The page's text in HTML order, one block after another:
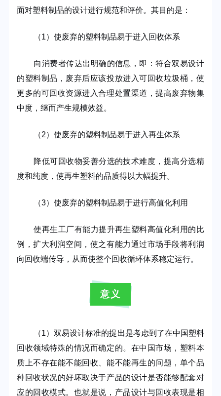
面对塑料制品的设计进行规范和评价。其目的是：
（1）使废弃的塑料制品易于进入回收体系
向消费者传达出明确的信息，即：符合双易设计
的塑料制品，废弃后应该投放进入可回收垃圾桶，使
更多的可回收资源进入合理处置渠道，提高废弃物集
中度，继而产生规模效益。
（2）使废弃的塑料制品易于进入再生体系
降低可回收物妥善分选的技术难度，提高分选精
度和纯度，使再生塑料的品质得以大幅提升。
（3）使废弃的塑料制品易于进行高值化利用
使再生工厂有能力提升再生塑料高值化利用的比
例，扩大利润空间，使之有能力通过市场手段将利润
向回收端传导，从而使整个回收循环体系稳定运行。
意义
（1）双易设计标准的提出是考虑到了在中国塑料
回收领域特殊的情况而确定的。在中国市场，塑料本
质上不存在能不能回收、能不能再生的问题，单个品
种回收状况的好坏取决于产品的设计是否能够配套对
应的回收模式。也就是说，产品设计与回收表现是相